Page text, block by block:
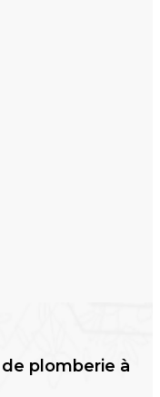
plomberie à